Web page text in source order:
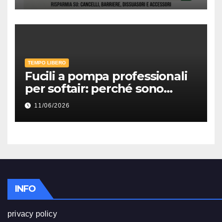
TEMPO LIBERO
Fucili a pompa professionali
per softair: perché sono
ancora tra le repliche più
divertenti e realistiche per il
combattimento ravvicinato
11/06/2026
INFO
privacy policy